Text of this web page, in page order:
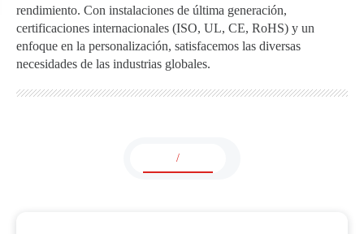
rendimiento. Con instalaciones de última generación,
certificaciones internacionales (ISO, UL, CE, RoHS) y un
enfoque en la personalización, satisfacemos las diversas
necesidades de las industrias globales.
/